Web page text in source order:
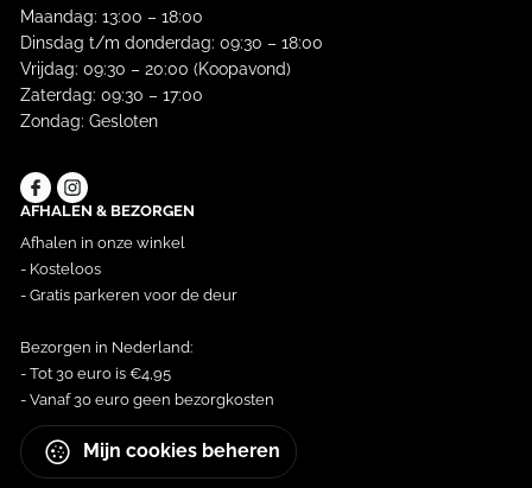
Maandag: 13:00 – 18:00
Dinsdag t/m donderdag: 09:30 – 18:00
Vrijdag: 09:30 – 20:00 (Koopavond)
Zaterdag: 09:30 – 17:00
Zondag: Gesloten
AFHALEN & BEZORGEN
Afhalen in onze winkel
- Kosteloos
- Gratis parkeren voor de deur
Bezorgen in Nederland:
- Tot 30 euro is €4,95
- Vanaf 30 euro geen bezorgkosten
Mijn cookies beheren